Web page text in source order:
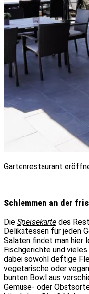
Gartenrestaurant
Schlemmen an der
Die Speisekarte des
Delikatessen für jeden
Salaten findet man hier
Fischgerichte und
dabei sowohl deftige
vegetarische oder
bunten Bowl aus
Gemüse- oder